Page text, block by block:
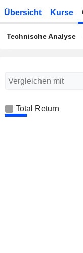
Übersicht Kurse
Technische Analyse
Total Return